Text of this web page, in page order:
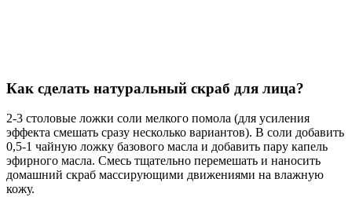
Как сделать натуральный скраб для лица?
2-3 столовые ложки соли мелкого помола (для усиления
эффекта смешать сразу несколько вариантов). В соли добавить
0,5-1 чайную ложку базового масла и добавить пару капель
эфирного масла. Смесь тщательно перемешать и наносить
домашний скраб массирующими движениями на влажную
кожу.